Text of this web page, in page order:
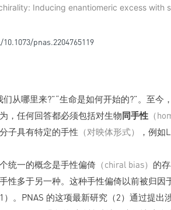
Inducing enantiomeric excess with
pnas.2204765119
从哪里来?”“生命是如何开始的?”。至今
，任何回答都必须包括对生物同手性 （
子具有特定的手性 （对映体形式） ，例如
统一的概念是手性偏倚 （chiral bias） 的
性多于另一种。这种手性偏倚以前被归因
。PNAS 的这项最新研究（2）通过提出